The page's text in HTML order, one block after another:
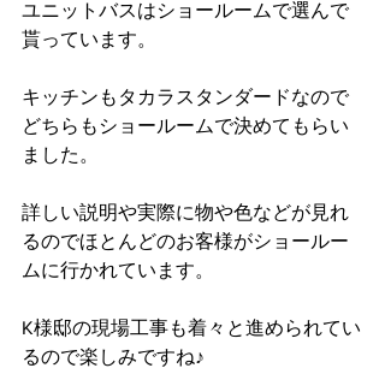
ユニットバスはショールームで選んで
貰っています。
キッチンもタカラスタンダードなので
どちらもショールームで決めてもらい
ました。
詳しい説明や実際に物や色などが見れ
るのでほとんどのお客様がショールー
ムに行かれています。
K様邸の現場工事も着々と進められてい
るので楽しみですね♪